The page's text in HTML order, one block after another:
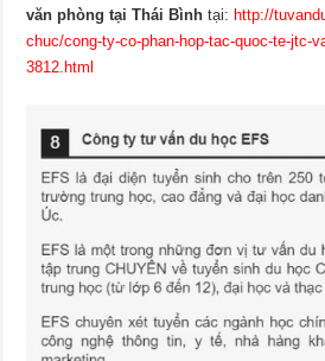
văn phòng tại Thái Bình tại: http://
chuc/cong-ty-co-phan-hop-tac-quoc-te-jtc-
3812.html